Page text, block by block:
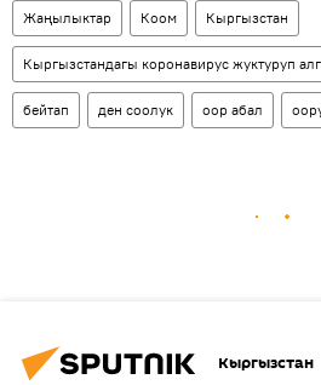
Жаңылыктар Коом Кыргызстан
Кыргызстандагы коронавирус жуктуруп
бейтап ден соолук оор абал
Кыргызстан